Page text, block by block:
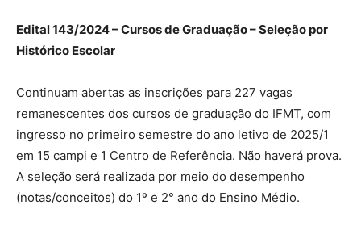
Edital 143/2024 – Cursos de Graduação – Seleção por
Histórico Escolar
Continuam abertas as inscrições para 227 vagas
remanescentes dos cursos de graduação do IFMT, com
ingresso no primeiro semestre do ano letivo de 2025/1
em 15 campi e 1 Centro de Referência. Não haverá prova.
A seleção será realizada por meio do desempenho
(notas/conceitos) do 1º e 2° ano do Ensino Médio.